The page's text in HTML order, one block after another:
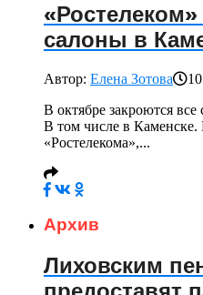
салоны в
Автор: Елена Зотова
В октябре закроются
В том числе в Каменске.
«Ростелекома»,...
Архив
Лиховским